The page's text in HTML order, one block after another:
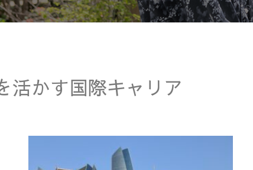
活かす国際キャリア